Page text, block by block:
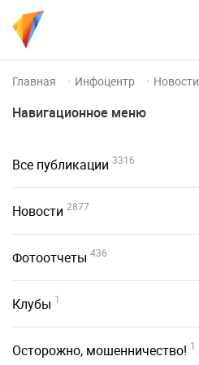
Главная Инфоцентр Новости
Навигационное меню
Все публикации 3316
Новости 2877
Фотоотчеты 436
Клубы 1
Осторожно, мошенничество! 1